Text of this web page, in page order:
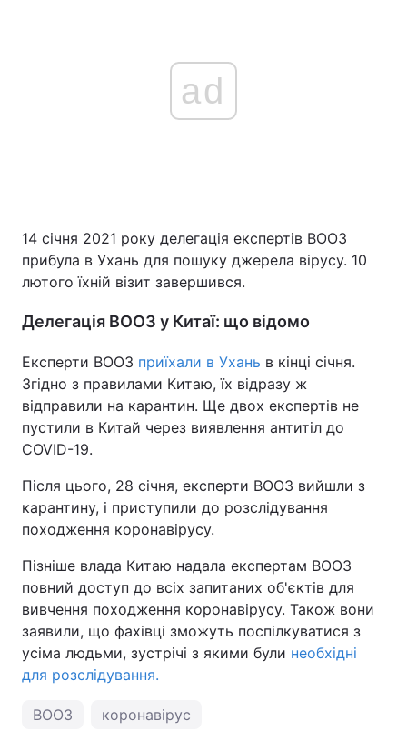
ad
14 січня 2021 року делегація експертів ВООЗ
прибула в Ухань для пошуку джерела вірусу. 10
лютого їхній візит завершився.
Делегація ВООЗ у Китаї: що відомо
Експерти ВООЗ приїхали в Ухань в кінці січня.
Згідно з правилами Китаю, їх відразу ж
відправили на карантин. Ще двох експертів не
пустили в Китай через виявлення антитіл до
COVID-19.
Після цього, 28 січня, експерти ВООЗ вийшли з
карантину, і приступили до розслідування
походження коронавірусу.
Пізніше влада Китаю надала експертам ВООЗ
повний доступ до всіх запитаних об'єктів для
вивчення походження коронавірусу. Також вони
заявили, що фахівці зможуть поспілкуватися з
усіма людьми, зустрічі з якими були необхідні
для розслідування.
ВООЗ коронавірус